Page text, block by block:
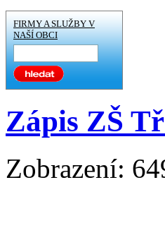
FIRMY A SLUŽBY V
NAŠÍ OBCI
Zápis ZŠ
Zobrazení: